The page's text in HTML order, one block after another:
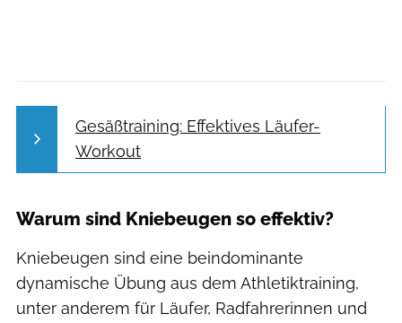
Gesäßtraining: Effektives Läufer-
Workout
Warum sind Kniebeugen so effektiv?
Kniebeugen sind eine beindominante
dynamische Übung aus dem Athletiktraining,
unter anderem für Läufer, Radfahrerinnen und